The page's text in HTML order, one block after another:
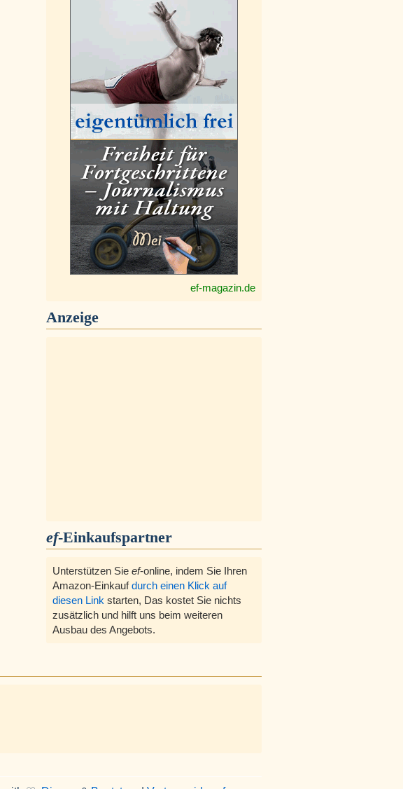
ef-magazin.de
Anzeige
ef-Einkaufspartner
Unterstützen Sie ef-online, indem Sie Ihren
Amazon-Einkaufdurch einen Klick auf
diesen Link starten, Das kostet Sie nichts
zusätzlich und hilft uns beim weiteren
Ausbau des Angebots.